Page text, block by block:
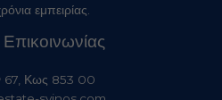
εμπειρίας.
Επικοινωνίας
67, Κως 853 00